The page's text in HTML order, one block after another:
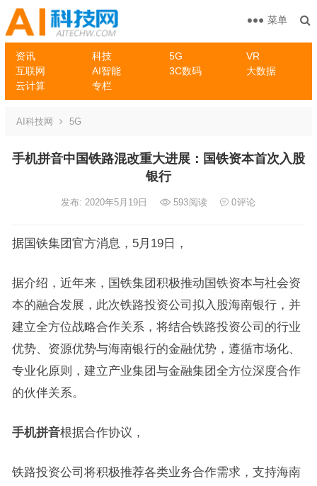
资讯 科技 5G
VR
互联网
AI智能 3C数码
大数据
云计算
专栏
菜单
AI科技网 5G
手机拼音中国铁路混改重大进展：国铁资本首次入股
银行
发布: 2020年5月19日 593阅读 0评论
据国铁集团官方消息，5月19日，
据介绍，近年来，国铁集团积极推动国铁资本与社会资
本的融合发展，此次铁路投资公司拟入股海南银行，并
建立全方位战略合作关系，将结合铁路投资公司的行业
优势、资源优势与海南银行的金融优势，遵循市场化、
专业化原则，建立产业集团与金融集团全方位深度合作
的伙伴关系。
手机拼音根据合作协议，
铁路投资公司将积极推荐各类业务合作需求，支持海南